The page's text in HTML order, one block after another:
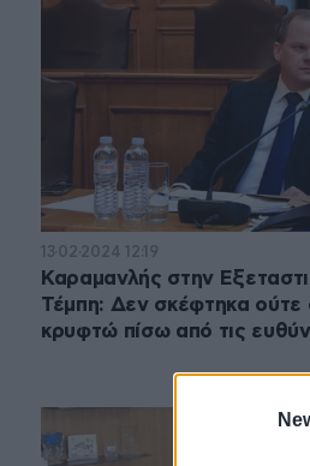
13·02·2024 12:19
Καραμανλής στην
Τέμπη: Δεν σκέφτηκα ούτε
κρυφτώ πίσω από τις